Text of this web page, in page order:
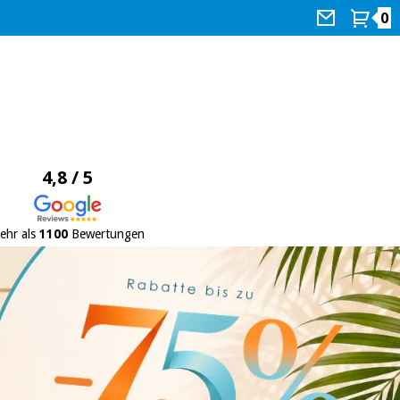
0
4,8 / 5
als1100 Bewertungen